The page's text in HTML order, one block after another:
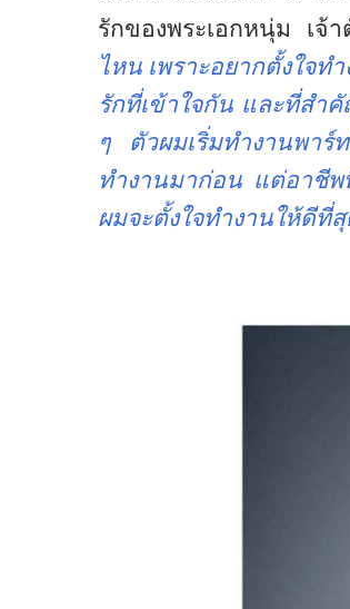
รักของพระเอกหนุ่ม เจ้า
ไหน เพราะอยากตั้งใจ
รักที่เข้าใจกัน และที่สำ
ๆ ตัวผมเริ่มทำงานพา
ทำงานมาก่อน แต่อาชี
ผมจะตั้งใจทำงานให้ดีที่